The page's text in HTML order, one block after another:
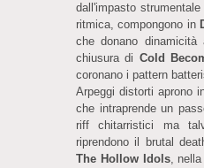
dall'impasto
ritmica, compongono in
che donano dinamicità
chiusura di Cold
coronano i pattern
Arpeggi distorti aprono
che intraprende un
riff chitarristici ma
riprendono il brutal
The Hollow Idols,